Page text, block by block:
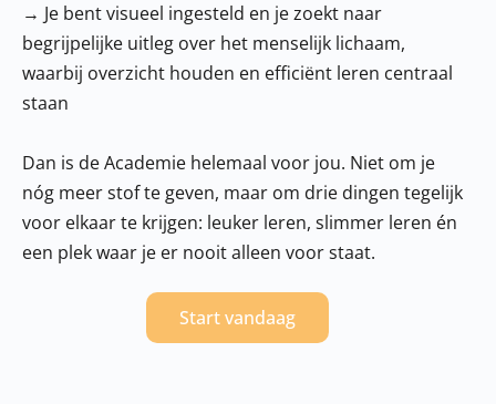
→ Je bent visueel ingesteld en je zoekt naar
begrijpelijke uitleg over het menselijk lichaam,
waarbij overzicht houden en efficiënt leren centraal
staan
Dan is de Academie helemaal voor jou. Niet om je
nóg meer stof te geven, maar om drie dingen tegelijk
voor elkaar te krijgen: leuker leren, slimmer leren én
een plek waar je er nooit alleen voor staat.
Start vandaag